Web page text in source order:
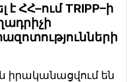
ՀՀ–ում TRIPP–ի
իրականացվում են